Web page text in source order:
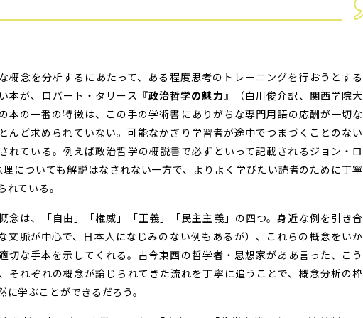
概念を分析するにあたって、ある程度思考のトレーニングを行おうとする
本が、ロバート・タリース『政治哲学の魅力』（白川俊介訳、関西学院大
本の一番の特徴は、この手の学術書にありがちな専門用語の応酬が一切な
んど求められていない。可能なかぎり学習者が途中でつまづくことのない
れている。例えば政治哲学の概説書で必ずといって記載されるジョン・ロ
についても解説はなされない一方で、よりよく学びたい読者のために丁寧
ている。
念は、「自由」「権威」「正義」「民主主義」の四つ。身近な例を引き合
文脈が中心で、日本人になじみのない例もあるが）、これらの概念をいか
切な手本を示してくれる。古今東西の哲学者・思想家がああ言った、こう
それぞれの概念が論じられてきた流れを丁寧に追うことで、概念分析の枠
学ぶことができるだろう。